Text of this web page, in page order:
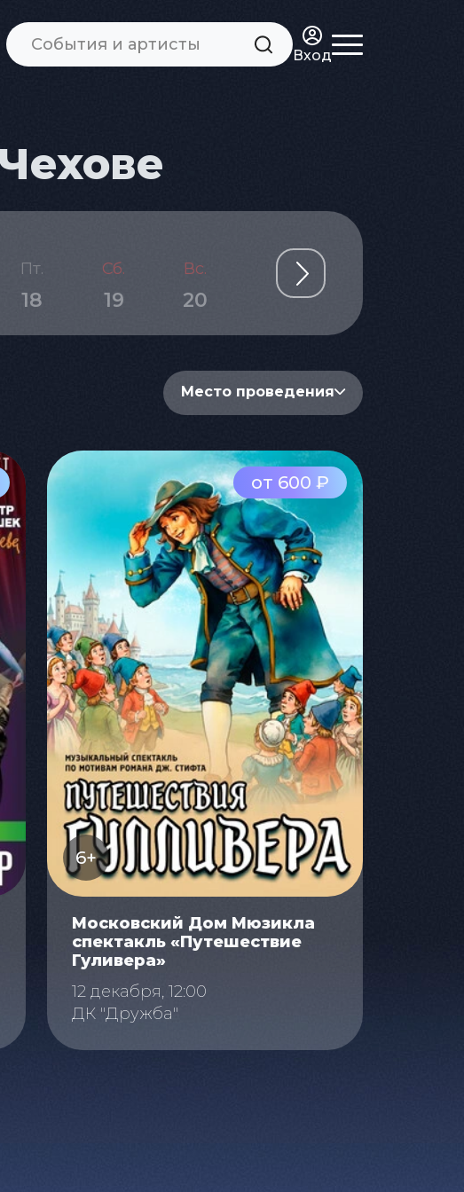
Вход
Пт.
18
Сб.
19
Вс.
20
Пн.
21 22
Место проведения
от 600 ₽
6+
Московский Дом Мюзикла
спектакль «Путешествие
Гуливера»
12 декабря, 12:00
ДК "Дружба"